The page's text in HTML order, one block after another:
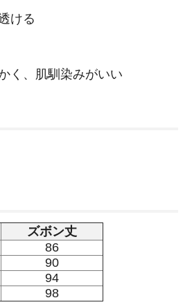
ける
く、肌馴染みがいい
ズボン丈
86
90
94
98